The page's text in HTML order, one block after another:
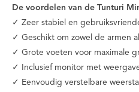
De voordelen van de Tunturi
✓ Zeer stabiel en
✓ Geschikt om zowel de armen
✓ Grote voeten voor maximale
✓ Inclusief monitor met
✓ Eenvoudig verstelbare